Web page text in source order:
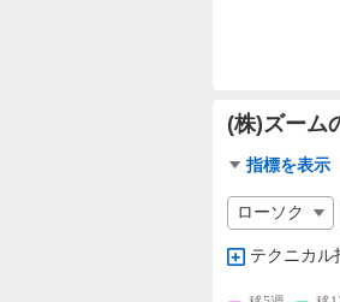
(株)ズーム
チ
ャ
ー
ト
指
標
指標を表示
チ
ャ
ー
の
テクニカル